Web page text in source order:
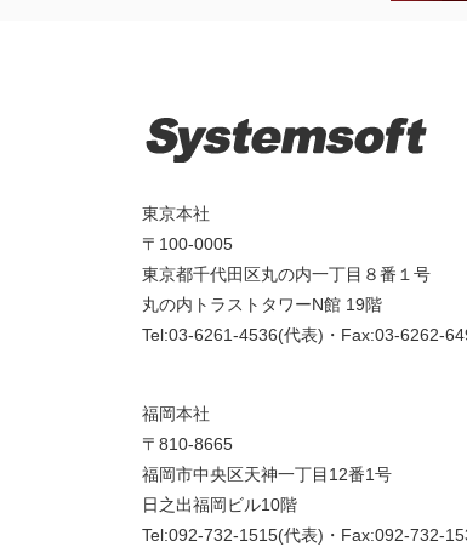
東京本社
〒100-0005
東京都千代田区丸の内一丁目８番１号
丸の内トラストタワーN館 19階
Tel:03-6261-4536(代表)・Fax:03-6262-
福岡本社
〒810-8665
福岡市中央区天神一丁目12番1号
日之出福岡ビル10階
Tel:092-732-1515(代表)・Fax:092-732-